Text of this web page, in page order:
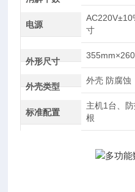
电源
寸
外形尺寸
外壳类型
外壳 防腐蚀
标准配置
主机1台、
根